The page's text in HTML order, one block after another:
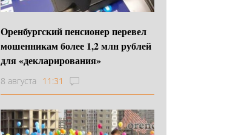
Оренбургский пенсионер перевел
мошенникам более 1,2 млн рублей
для «декларирования»
8 августа 11:31